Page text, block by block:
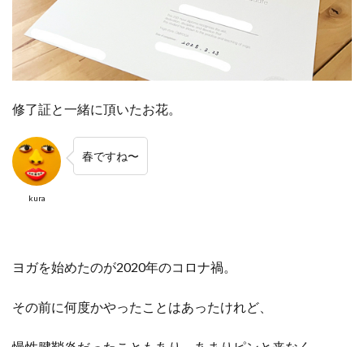
修了証と一緒に頂いたお花。
kura
春ですね〜
ヨガを始めたのが2020年のコロナ禍。
その前に何度かやったことはあったけれど、